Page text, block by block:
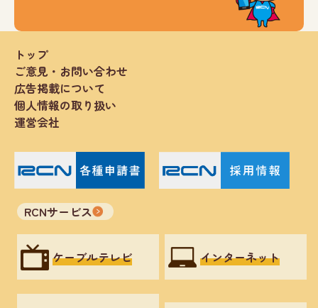
トップ
ご意見・お問い合わせ
広告掲載について
個人情報の取り扱い
運営会社
RCNサービス
ケーブルテレビ インターネット